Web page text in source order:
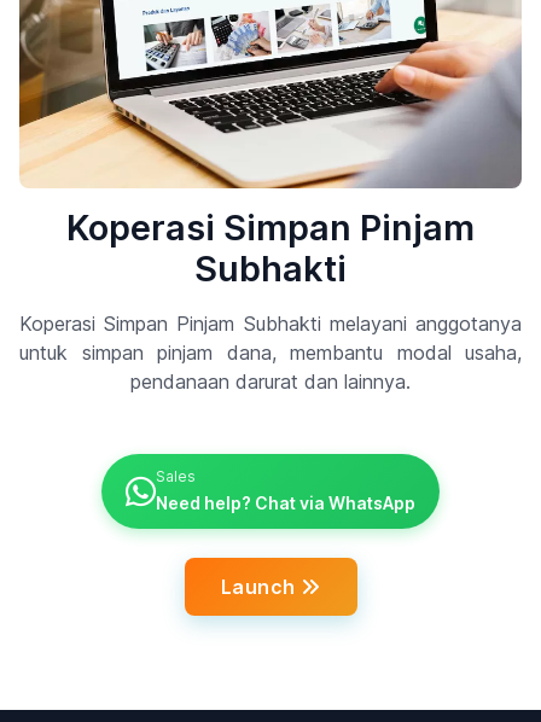
Koperasi Simpan Pinjam
Subhakti
Koperasi Simpan Pinjam Subhakti melayani anggotanya
untuk simpan pinjam dana, membantu modal usaha,
pendanaan darurat dan lainnya.
Sales
Need help? Chat via WhatsApp
Launch